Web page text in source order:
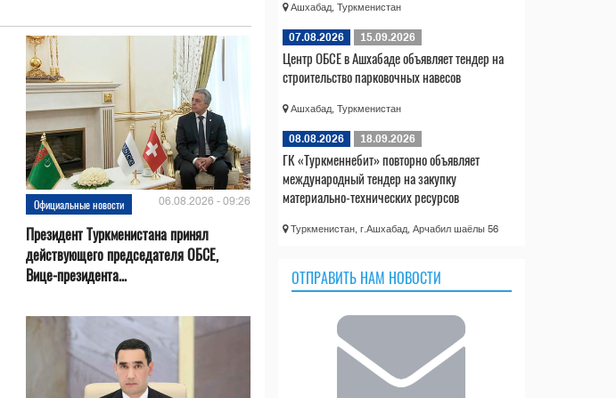
Официальные новости 06.08.2026 - 09:26
Президент Туркменистана принял
действующего председателя ОБСЕ,
Вице-президента...
Ашхабад, Туркменистан
07.08.2026 15.09.2026
Центр ОБСЕ в Ашхабаде объявляет тендер на
строительство парковочных навесов
Ашхабад, Туркменистан
08.08.2026 18.09.2026
ГК «Туркменнебит» повторно объявляет
международный тендер на закупку
материально-технических ресурсов
Туркменистан, г.Ашхабад, Арчабил шаёлы 56
ОТПРАВИТЬ НАМ НОВОСТИ